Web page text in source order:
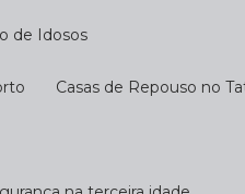
de Idosos
Casas de Repouso no